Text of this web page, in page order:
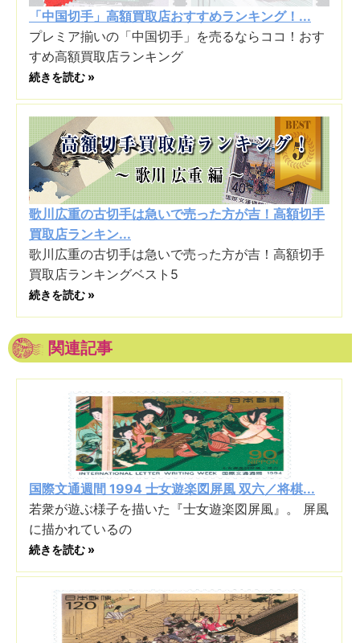
「中国切手」高額買取店おすすめランキング！...
プレミア揃いの「中国切手」を売るならココ！おす
すめ高額買取店ランキング
続きを読む »
歌川広重の古切手は急いで売った方が吉！高額切手
買取店ランキン...
歌川広重の古切手は急いで売った方が吉！高額切手
買取店ランキングベスト5
続きを読む »
関連記事
国際文通週間 1994 士女遊楽図屏風 双六／将棋...
若衆が遊ぶ様子を描いた『士女遊楽図屏風』。 屏風
に描かれているの
続きを読む »